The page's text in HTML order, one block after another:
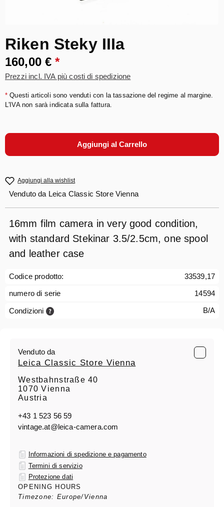
Riken Steky IIIa
160,00 €*
Prezzi incl. IVA più costi di spedizione
* Questi articoli sono venduti con la tassazione del regime al margine.
L'IVA non sarà indicata sulla fattura.
Aggiungi al Carrello
Aggiungi alla wishlist
Venduto da Leica Classic Store Vienna
16mm film camera in very good condition,
with standard Stekinar 3.5/2.5cm, one spool
and leather case
Codice prodotto:
33539,17
numero di serie
14594
Condizioni B/A
Venduto da
Leica Classic Store Vienna
Westbahnstraße 40
1070 Vienna
Austria
+43 1 523 56 59
vintage.at@leica-camera.com
Informazioni di spedizione e pagamento
Termini di servizio
Protezione dati
OPENING HOURS
Timezone: Europe/Vienna